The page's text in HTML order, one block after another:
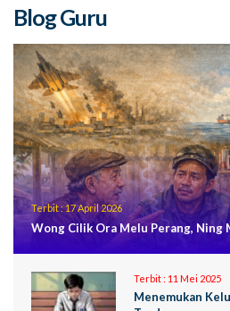
Blog Guru
Terbit :17 April 2026
Wong Cilik Ora Melu Perang, Ning
Terbit : 11 Mei 2025
Menemukan